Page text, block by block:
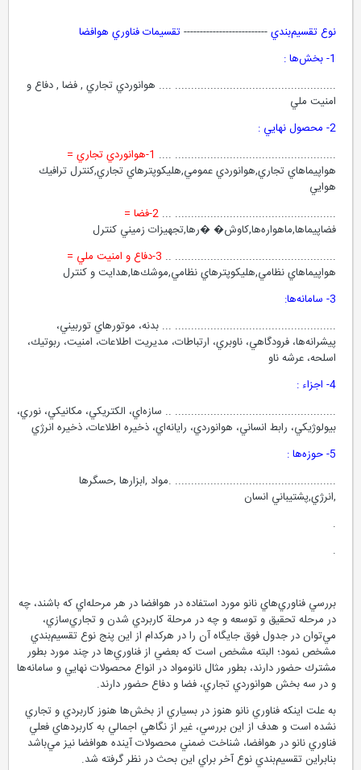
نوع تقسيم‌بندي--------------------------تقسيمات فناوري هوافضا
.................................................. .... هوانوردي تجاري , فضا , دفاع و
امنيت ملي
.................................................. ....1-هوانوردي تجاري =
هواپيماهاي تجاري,هوانوردي عمومي,هليكوپترهاي تجاري,كنترل ترافيك
هوايي
.................................................. ... 2-فضا =
فضاپيماها,ماهواره‌ها,كاوش� �رها,تجهيزات زميني كنترل
.................................................. .. 3-دفاع و امنيت ملي =
هواپيماهاي نظامي,هليكوپترهاي نظامي,موشك‌ها,هدايت و كنترل
.................................................. ... بدنه، موتورهاي توربيني،
پيشرانه‌ها، فرودگاهي، ناوبري، ارتباطات، مديريت اطلاعات، امنيت، ربوتيك،
اسلحه، عرشه ناو
.................................................. .. سازه‌اي، الكتريكي، مكانيكي، نوري،
بيولوژيكي، رابط انساني، هوانوردي، رايانه‌‌اي، ذخيره اطلاعات، ذخيره انرژي
.................................................. .مواد ,ابزارها ,حسگرها
,انرژي,پشتيباني انسان
بررسي فناوري‌هاي نانو مورد استفاده در هوافضا در هر مرحله‌اي كه باشند، چه
در مرحله تحقيق و توسعه و چه در مرحلة كاربردي شدن و تجاري‌سازي،
مي‌توان در جدول فوق جايگاه آن را در هركدام از اين پنج نوع تقسيم‌بندي
مشخص نمود؛ البته مشخص است كه بعضي از فناوري‌ها در چند مورد بطور
مشترك حضور دارند، بطور مثال نانومواد در انواع محصولات نهايي و سامانه‌ها
و در سه بخش هوانوردي تجاري، فضا و دفاع حضور دارند.
به علت اينكه فناوري نانو هنوز در بسياري از بخش‌ها هنوز كاربردي و تجاري
نشده است و هدف از اين بررسي، غير از نگاهي اجمالي به كاربردهاي فعلي
فناوري نانو در هوافضا، شناخت ضمني محصولات آينده هوافضا نيز مي‌باشد
بنابراين تقسيم‌بندي نوع آخر براي اين بحث در نظر گرفته شد.